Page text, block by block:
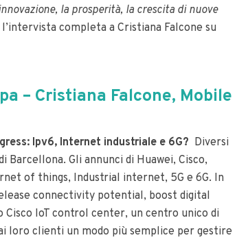
la prosperità, la crescita di nuove
completa a Cristiana Falcone su
– Cristiana Falcone, Mobile
Ipv6, Internet industriale e 6G? Diversi
Gli annunci di Huawei, Cisco,
of things, Industrial internet, 5G e 6G. In
connectivity potential, boost digital
IoT control center, un centro unico di
loro clienti un modo più semplice per gestire